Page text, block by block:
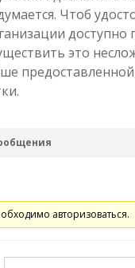
Чтоб
это
авторизоваться.